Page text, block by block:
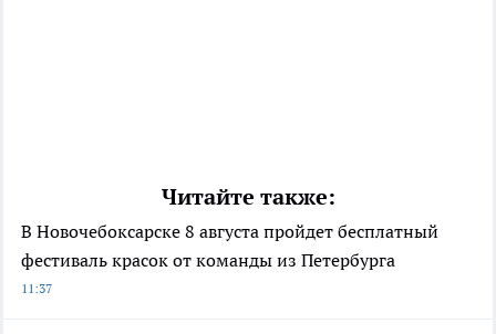
Читайте также:
В Новочебоксарске 8 августа пройдет бесплатный
фестиваль красок от команды из Петербурга
11:37